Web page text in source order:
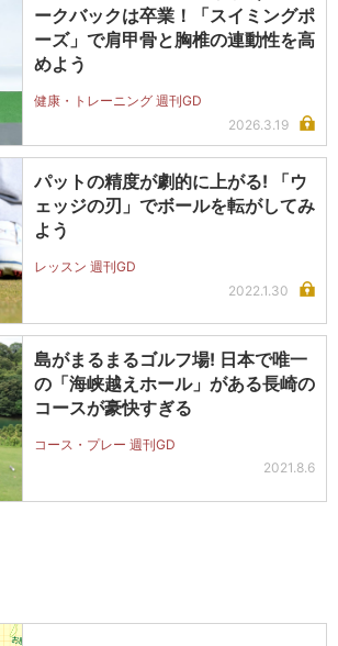
ークバックは卒業！「スイミングポ
ーズ」で肩甲骨と胸椎の連動性を高
めよう
健康・トレーニング 週刊GD
2026.3.19
パットの精度が劇的に上がる! 「ウ
ェッジの刃」でボールを転がしてみ
よう
レッスン 週刊GD
2022.1.30
島がまるまるゴルフ場! 日本で唯一
の「海峡越えホール」がある長崎の
コースが豪快すぎる
コース・プレー 週刊GD
2021.8.6